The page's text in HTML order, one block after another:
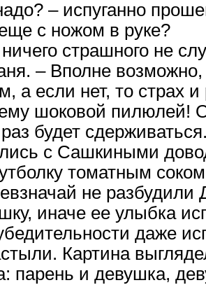
– испуганно
с ножом в руке?
страшного не
– Вполне возможно,
а если нет, то страх
шоковой пилюлей!
будет
с Сашкиными
томатным
не разбудили
иначе ее улыбка
даже
Картина
парень и девушка,